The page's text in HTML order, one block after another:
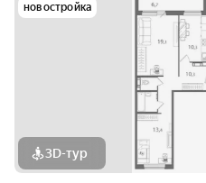
новостройка
3D-тур